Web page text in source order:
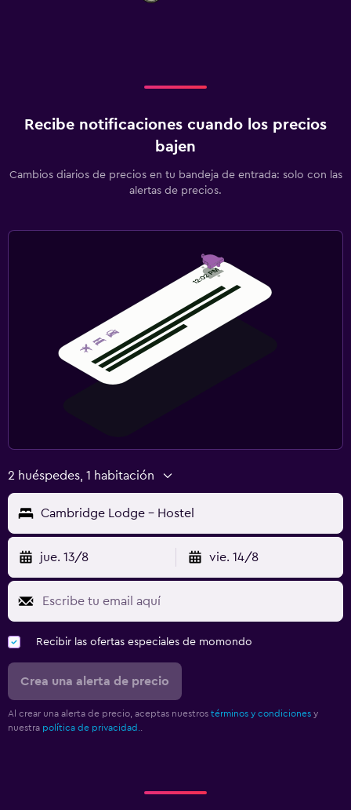
Recibe notificaciones cuando los precios
bajen
Cambios diarios de precios en tu bandeja de entrada: solo con las
alertas de precios.
2 huéspedes, 1 habitación
Cambridge Lodge - Hostel
jue. 13/8 vie. 14/8
Recibir las ofertas especiales de momondo
Crea una alerta de precio
Al crear una alerta de precio, aceptas nuestros términos y condiciones y
nuestra política de privacidad.